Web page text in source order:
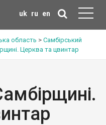
uk ru en
область > Самбірський
Церква та цвинтар